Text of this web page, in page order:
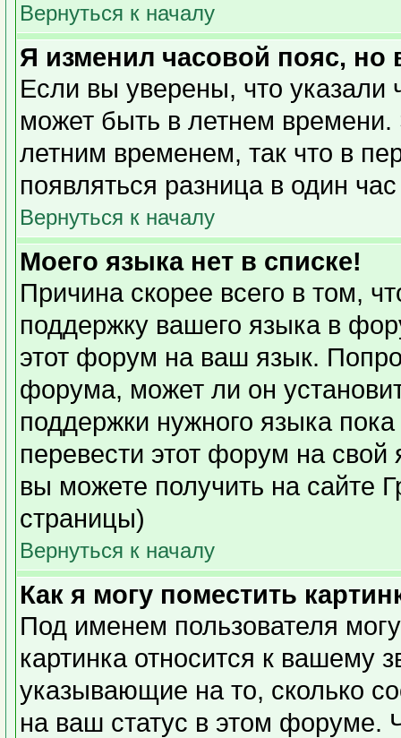
Вернуться к началу
Я изменил часовой пояс, но
Если вы уверены, что указали
может быть в летнем
летним временем, так что в
появляться разница в один
Вернуться к началу
Моего языка нет в списке!
Причина скорее всего в том,
поддержку вашего языка в
этот форум на ваш язык.
форума, может ли он
поддержки нужного языка
перевести этот форум на
вы можете получить на сайте
страницы)
Вернуться к началу
Как я могу поместить
Под именем пользователя
картинка относится к вашему
указывающие на то, сколько
на ваш статус в этом форуме.